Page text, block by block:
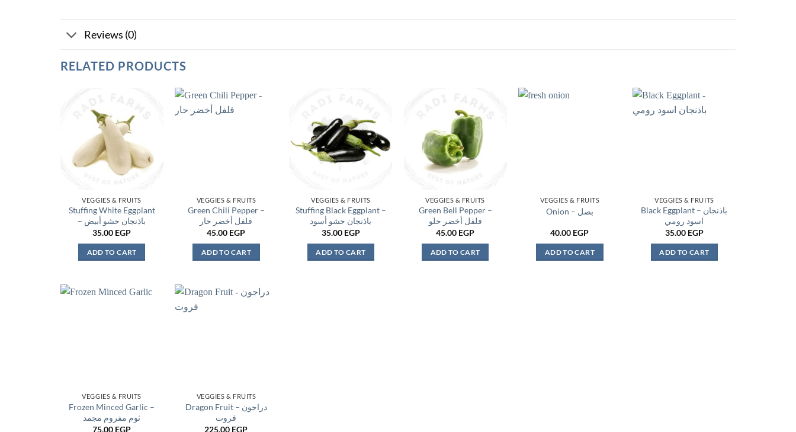
Reviews (0)
RELATED PRODUCTS
VEGGIES & FRUITS
Stuffing White Eggplant
– باذنجان حشو أبيض
35.00 EGP
ADD TO CART
VEGGIES & FRUITS
Green Chili Pepper –
فلفل أخضر حار
45.00 EGP
ADD TO CART
VEGGIES & FRUITS
Stuffing Black Eggplant –
باذنجان حشو أسود
35.00 EGP
ADD TO CART
VEGGIES & FRUITS
Green Bell Pepper –
فلفل أخضر حلو
45.00 EGP
ADD TO CART
VEGGIES & FRUITS
Onion – بصل
40.00 EGP
ADD TO CART
VEGGIES & FRUITS
Black Eggplant – باذنجان
اسود رومي
35.00 EGP
ADD TO CART
VEGGIES & FRUITS
Frozen Minced Garlic –
ثوم مفروم مجمد
75.00 EGP
VEGGIES & FRUITS
Dragon Fruit – دراجون
فروت
225.00 EGP